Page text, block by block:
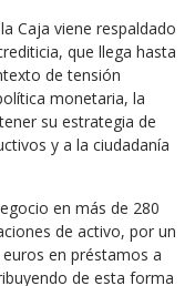
Caja viene respaldado
que llega hasta
de tensión
monetaria, la
su estrategia de
y a la ciudadanía
en más de 280
de activo, por un
en préstamos a
de esta forma